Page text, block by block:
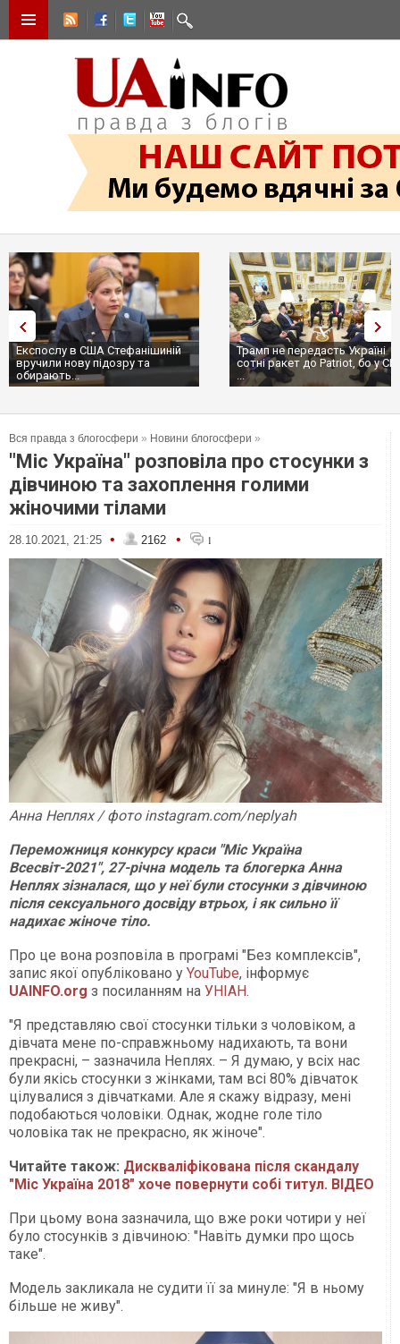
Експослу в США Стефанішиній
вручили нову підозру та
обирають...
Трамп не передасть Україні
сотні ракет до Patriot, бо у США
Вся правда з блогосфери » Новини блогосфери »
"Міс Україна" розповіла про стосунки з
дівчиною та захоплення голими
жіночими тілами
28.10.2021, 21:25 • 2162 • 1
Анна Неплях / фото instagram.com/neplyah
Переможниця конкурсу краси "Міс Україна
Всесвіт-2021", 27-річна модель та блогерка Анна
Неплях зізналася, що у неї були стосунки з дівчиною
після сексуального досвіду втрьох, і як сильно її
надихає жіноче тіло.
Про це вона розповіла в програмі "Без комплексів",
запис якої опубліковано у YouTube, інформує
UAINFO.org з посиланням на УНІАН.
"Я представляю свої стосунки тільки з чоловіком, а
дівчата мене по-справжньому надихають, та вони
прекрасні, – зазначила Неплях. – Я думаю, у всіх нас
були якісь стосунки з жінками, там всі 80% дівчаток
цілувалися з дівчатками. Але я скажу відразу, мені
подобаються чоловіки. Однак, жодне голе тіло
чоловіка так не прекрасно, як жіноче".
Читайте також: Дискваліфікована після скандалу
"Міс Україна 2018" хоче повернути собі титул. ВІДЕО
При цьому вона зазначила, що вже роки чотири у неї
було стосунків з дівчиною: "Навіть думки про щось
таке".
Модель закликала не судити її за минуле: "Я в ньому
більше не живу".